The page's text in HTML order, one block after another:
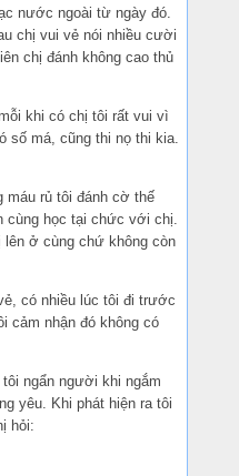
nước ngoài từ ngày đó.
chị vui vẻ nói nhiều cười
chị đánh không cao thủ
khi có chị tôi rất vui vì
số má, cũng thi nọ thi kia.
máu rủ tôi đánh cờ thế
cùng học tại chức với chị.
lên ở cùng chứ không còn
có nhiều lúc tôi đi trước
cảm nhận đó không có
ngẩn người khi ngắm
yêu. Khi phát hiện ra tôi
hỏi: